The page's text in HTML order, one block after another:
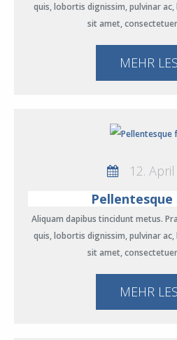
quis, lobortis dignissim, pulvinar
sit amet,
MEHR
12.
Aliquam dapibus tincidunt metus.
quis, lobortis dignissim, pulvinar
sit amet,
MEHR